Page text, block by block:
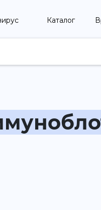
Каталог